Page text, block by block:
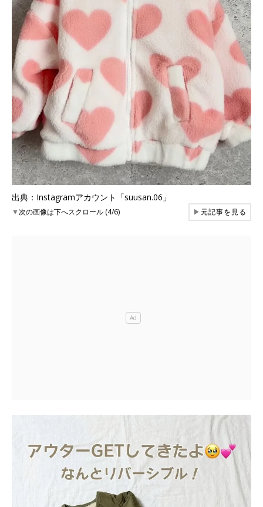
出典：Instagramアカウント「suusan.06」
▼次の画像は下へスクロール (4/6) ▶元記事を見る